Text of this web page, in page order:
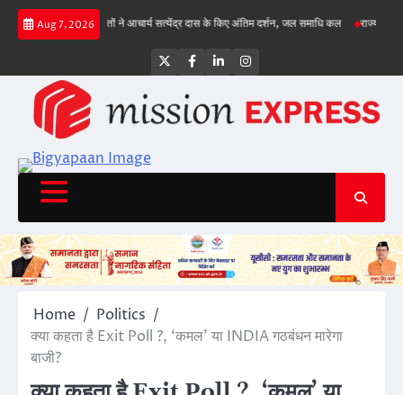
Skip
Aug 7, 2026
क्रीज पर संतों ने आचार्य सत्येंद्र दास के किए अंतिम दर्शन, जल समाधि कल राज्य सड़क सुरक्षा
Twitter
Facebook
LinkedInInstagram
Home
Politics
क्या कहता है Exit Poll ?, ‘कमल’ या INDIA गठबंधन मारेगा
बाजी?